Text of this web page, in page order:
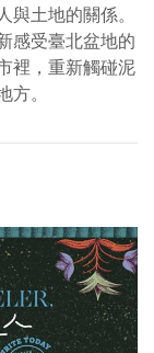
與土地的關係。
感受臺北盆地的
裡，重新觸碰泥
方。